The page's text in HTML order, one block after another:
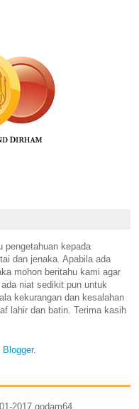
pengetahuan kepada
dan jenaka. Apabila ada
mohon beritahu kami agar
niat sedikit pun untuk
kekurangan dan kesalahan
lahir dan batin. Terima kasih
Blogger.
2017 godam64